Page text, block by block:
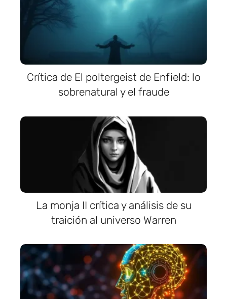
Crítica de El poltergeist de Enfield: lo
sobrenatural y el fraude
La monja II crítica y análisis de su
traición al universo Warren